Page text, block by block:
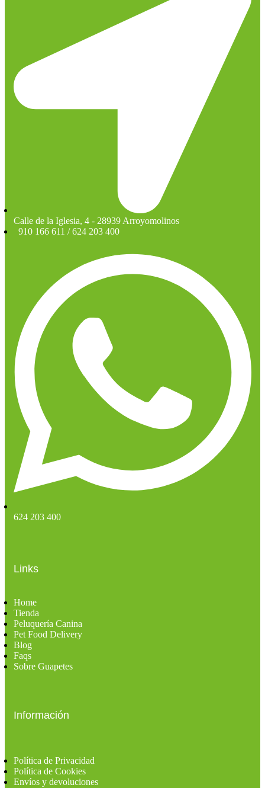
Calle de la Iglesia, 4 - 28939 Arroyomolinos
910 166 611 / 624 203 400
624 203 400
Links
Home
Tienda
Peluquería Canina
Pet Food Delivery
Blog
Faqs
Sobre Guapetes
Información
Política de Privacidad
Política de Cookies
Envíos y devoluciones